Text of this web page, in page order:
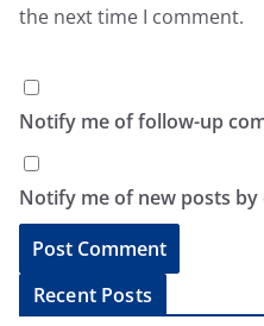
the next time I comment.
Notify me of follow-up
Notify me of new posts by
Recent Posts